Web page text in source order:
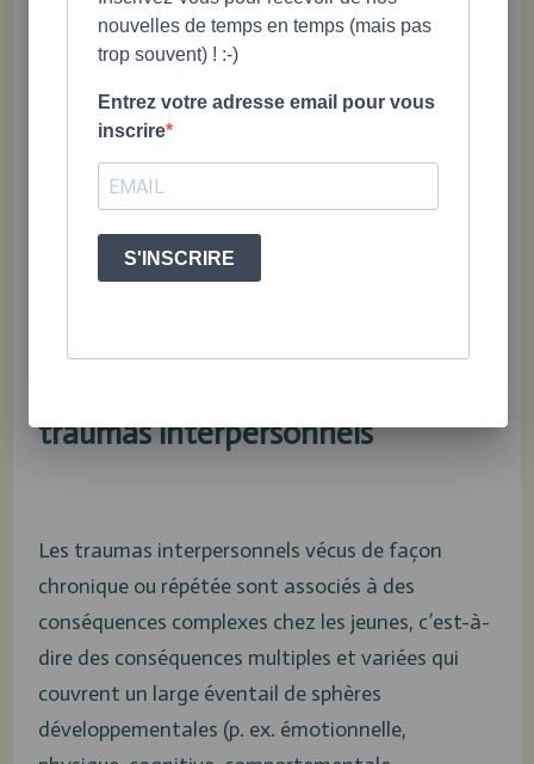
prendre des précautions
universelles visant à être
sensibles à cette réalité
(Hodas, 2005).
traumas interpersonnels
Les traumas interpersonnels vécus de façon
chronique ou répétée sont associés à des
conséquences complexes chez les jeunes, c’est-à-
dire des conséquences multiples et variées qui
couvrent un large éventail de sphères
développementales (p. ex. émotionnelle,
nouvelles de temps en temps (mais pas
trop souvent) ! :-)
Entrez votre adresse email pour vous
inscrire
S'INSCRIRE